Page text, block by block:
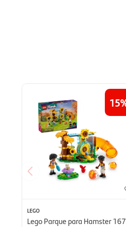
15
LEGO
Lego Parque para Hamster 167